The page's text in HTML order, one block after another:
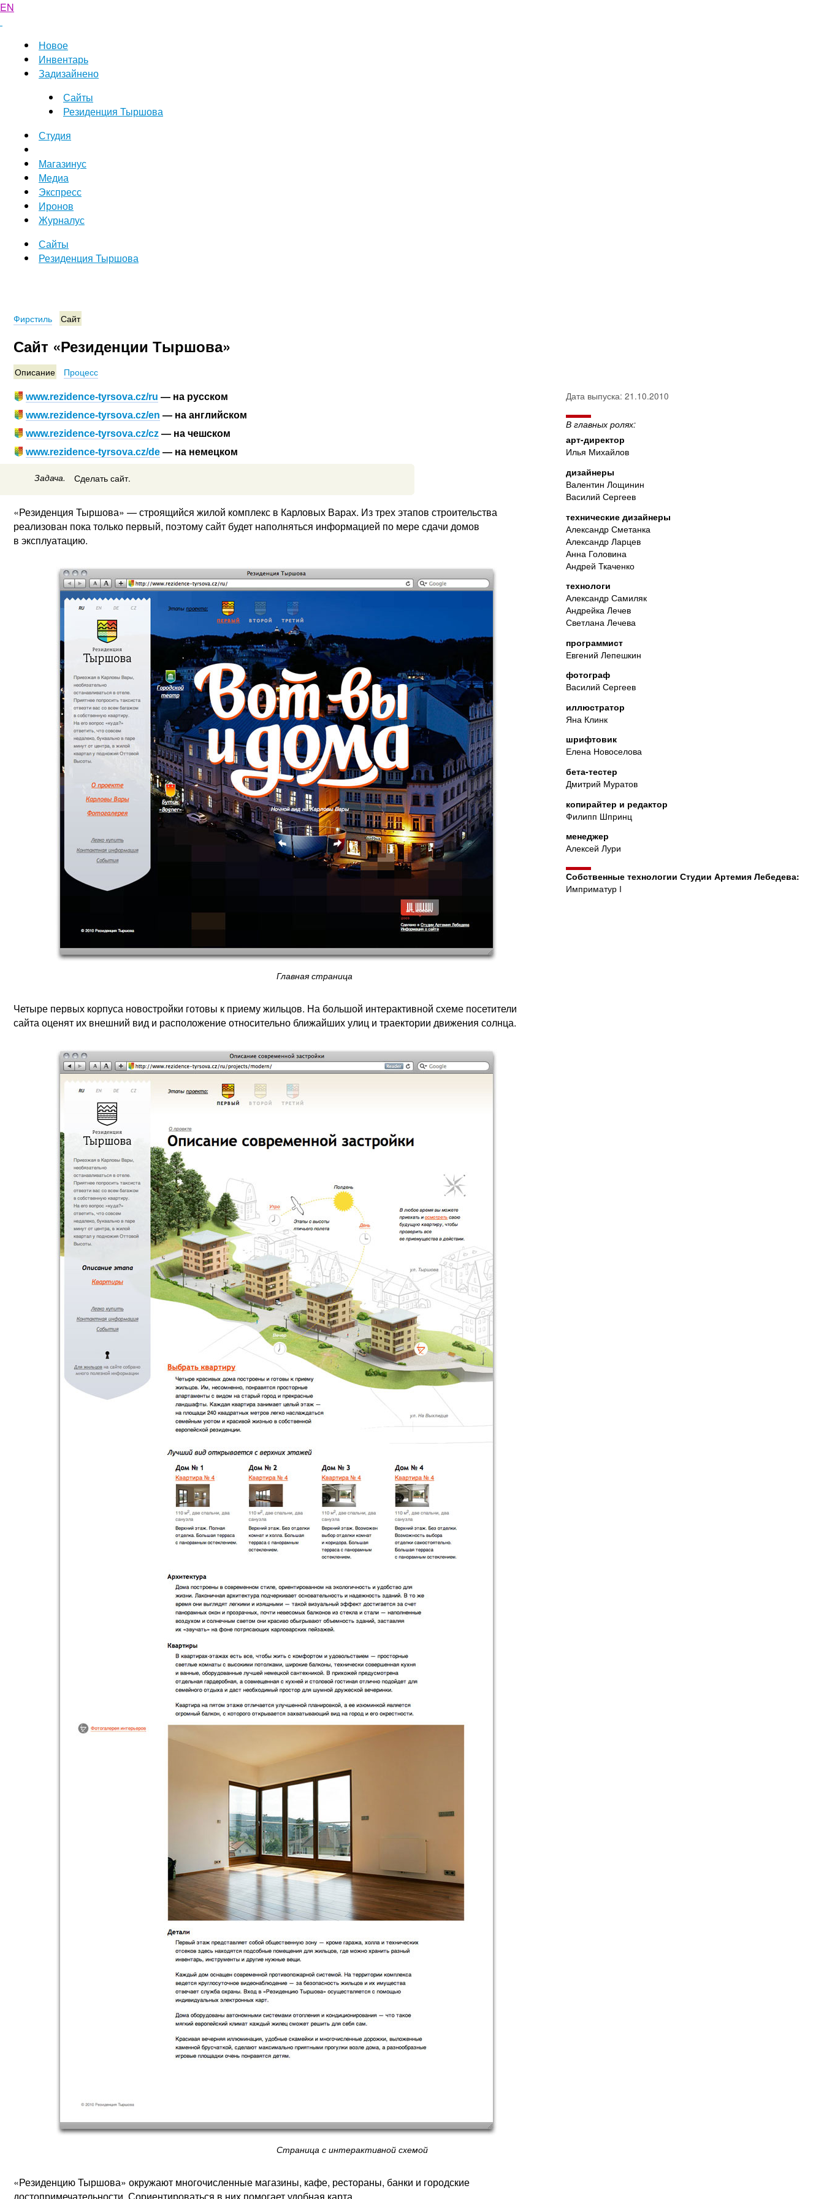
EN
Новое
Инвентарь
Задизайнено
Сайты
Резиденция Тыршова
Студия
Магазинус
Медиа
Экспресс
Иронов
Журналус
Сайты
Резиденция Тыршова
Фирстиль Сайт
Сайт «Резиденции Тыршова»
Описание Процесс
www.rezidence-tyrsova.cz/ru — на русском
www.rezidence-tyrsova.cz/en — на английском
www.rezidence-tyrsova.cz/cz — на чешском
www.rezidence-tyrsova.cz/de — на немецком
Задача. Сделать сайт.
«Резиденция Тыршова» — строящийся жилой комплекс в Карловых Варах. Из трех этапов строительства
реализован пока только первый, поэтому сайт будет наполняться информацией по мере сдачи домов
в эксплуатацию.
Главная страница
Четыре первых корпуса новостройки готовы к приему жильцов. На большой интерактивной схеме посетители
сайта оценят их внешний вид и расположение относительно ближайших улиц и траектории движения солнца.
Страница с интерактивной схемой
«Резиденцию Тыршова» окружают многочисленные магазины, кафе, рестораны, банки и городские
Дата выпуска: 21.10.2010
В главных ролях:
арт-директор
Илья Михайлов
дизайнеры
Валентин Лощинин
Василий Сергеев
технические дизайнеры
Александр Сметанка
Александр Ларцев
Анна Головина
Андрей Ткаченко
технологи
Александр Самиляк
Андрейка Лечев
Светлана Лечева
программист
Евгений Лепешкин
фотограф
Василий Сергеев
иллюстратор
Яна Клинк
шрифтовик
Елена Новоселова
бета-тестер
Дмитрий Муратов
копирайтер и редактор
Филипп Шпринц
менеджер
Алексей Лури
Собственные технологии Студии Артемия Лебедева:
Имприматур I